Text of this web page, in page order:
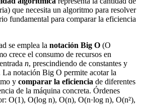
que necesita un algoritmo para resolver
fundamental para comparar la eficiencia
se emplea la notación Big O (O
crece el consumo de recursos en
n, prescindiendo de constantes y
La notación Big O permite acotar la
y comparar la eficiencia de diferentes
de la máquina concreta. Órdenes
O(1), O(log n), O(n), O(n·log n), O(n²),